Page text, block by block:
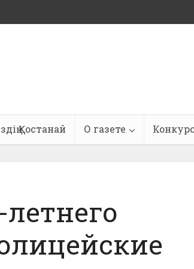
Қостанай О газете